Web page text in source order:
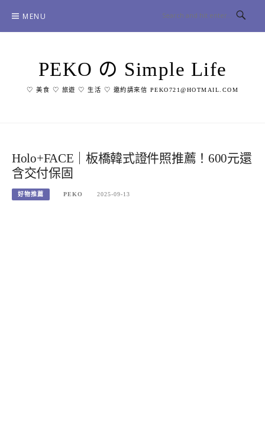
content
MENU
PEKO の Simple Life
♡ 美食 ♡ 旅遊 ♡ 生活 ♡ 邀約請來信 PEKO721@HOTMAIL.COM
Holo+FACE｜板橋韓式證件照推薦！600元還
含交付保固
好物推薦 PEKO 2025-09-13